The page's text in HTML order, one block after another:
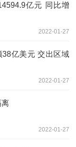
亿元 同比增
2022-01-27
亿美元 交出区域
2022-01-27
离
2022-01-27